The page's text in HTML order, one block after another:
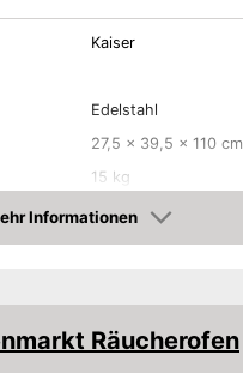
Kaiser
Edelstahl
27,5 x 39,5 x 110 cm
15 kg
Informationen
Räucherofen